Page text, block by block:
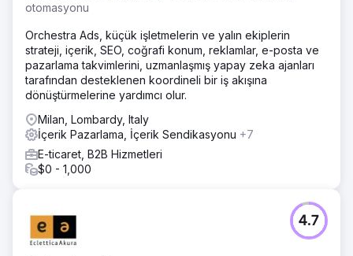
otomasyonu
Orchestra Ads, küçük işletmelerin ve yalın ekiplerin
strateji, içerik, SEO, coğrafi konum, reklamlar, e-posta ve
pazarlama takvimlerini, uzmanlaşmış yapay zeka ajanları
tarafından desteklenen koordineli bir iş akışına
dönüştürmelerine yardımcı olur.
Milan, Lombardy, Italy
İçerik Pazarlama, İçerik Sendikasyonu +7
E-ticaret, B2B Hizmetleri
$0 - 1,000
4.7